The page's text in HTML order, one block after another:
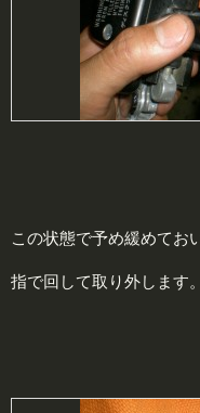
この状態で予め緩めてお
指で回して取り外します。